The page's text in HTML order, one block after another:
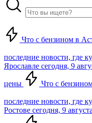
Что с бензином в
последние новости, где
Ярославле сегодня, 9
цены Что с
последние новости, где
Ростове сегодня, 9